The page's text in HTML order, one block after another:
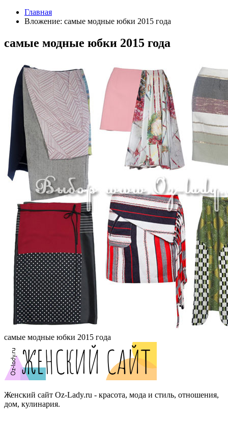
Главная
Вложение: самые модные юбки 2015 года
самые модные юбки 2015 года
самые модные юбки 2015 года
Женский сайт Oz-Lady.ru - красота, мода и стиль, отношения,
дом, кулинария.